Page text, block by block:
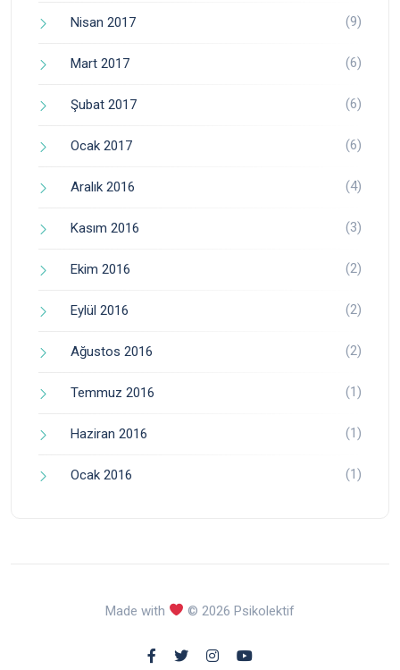
Nisan 2017 (9)
Mart 2017 (6)
Şubat 2017 (6)
Ocak 2017 (6)
Aralık 2016 (4)
Kasım 2016 (3)
Ekim 2016 (2)
Eylül 2016 (2)
Ağustos 2016 (2)
Temmuz 2016 (1)
Haziran 2016 (1)
Ocak 2016 (1)
Made with © 2026 Psikolektif